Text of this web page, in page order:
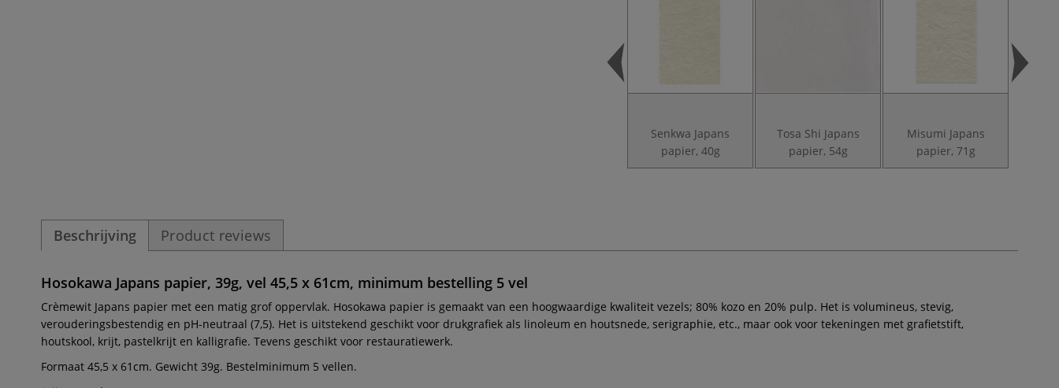
Senkwa Japans
papier, 40g
Tosa Shi Japans
papier, 54g
Misumi Japans
papier, 71g
Beschrijving Product reviews
Hosokawa Japans papier, 39g, vel 45,5 x 61cm, minimum bestelling 5 vel
Crèmewit Japans papier met een matig grof oppervlak. Hosokawa papier is gemaakt van een hoogwaardige kwaliteit vezels; 80% kozo en 20% pulp. Het is volumineus, stevig,
verouderingsbestendig en pH-neutraal (7,5). Het is uitstekend geschikt voor drukgrafiek als linoleum en houtsnede, serigraphie, etc., maar ook voor tekeningen met grafietstift,
houtskool, krijt, pastelkrijt en kalligrafie. Tevens geschikt voor restauratiewerk.
Formaat 45,5 x 61cm. Gewicht 39g. Bestelminimum 5 vellen.